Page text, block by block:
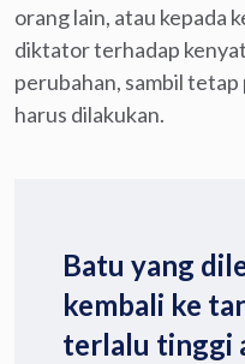
orang lain, atau kepada
diktator terhadap
perubahan, sambil tetap
harus dilakukan.
Batu yang
kembali ke
terlalu tinggi